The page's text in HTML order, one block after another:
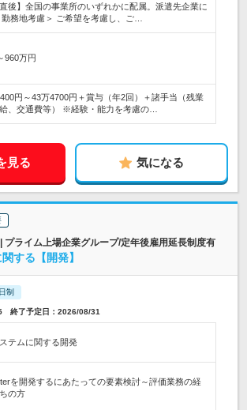
直後】全国の事業所のいずれかに配属。派遣先企業に
務地考慮＞ ご希望を考慮し、ご…
960万円
円～43万4700円＋賞与（年2回）＋諸手当（残業
、交通費等） ※経験・能力を考慮の…
見る 気になる
プライム上場企業グループ/定年後雇用延長制度有
する【開発】
制
終了予定日：2026/08/31
テムに関する開発
を開発するにあたっての要素検討～評価業務の経
の方